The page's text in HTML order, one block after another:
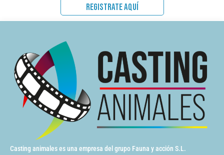
REGISTRATE AQUÍ
Casting animales es una empresa del grupo Fauna y acción S.L.